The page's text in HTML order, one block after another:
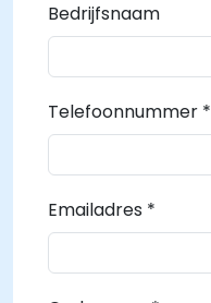
Bedrijfsnaam
Telefoonnummer *
Emailadres *